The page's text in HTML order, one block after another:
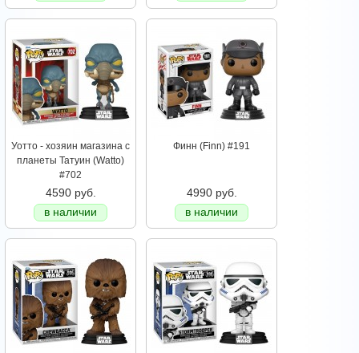
Уотто - хозяин магазина с
планеты Татуин (Watto)
#702
4590 руб.
в наличии
Финн (Finn) #191
4990 руб.
в наличии